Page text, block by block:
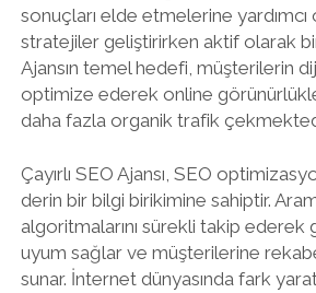
sonuçları elde etmelerine
stratejiler geliştirirken aktif olarak
Ajansın temel hedefi, müşterilerin
optimize ederek online
daha fazla organik trafik
Çayırlı SEO Ajansı, SEO
derin bir bilgi birikimine sahiptir.
algoritmalarını sürekli takip
uyum sağlar ve müşterilerine
sunar. İnternet dünyasında fark